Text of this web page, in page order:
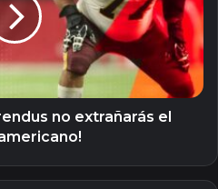
no extrañarás el